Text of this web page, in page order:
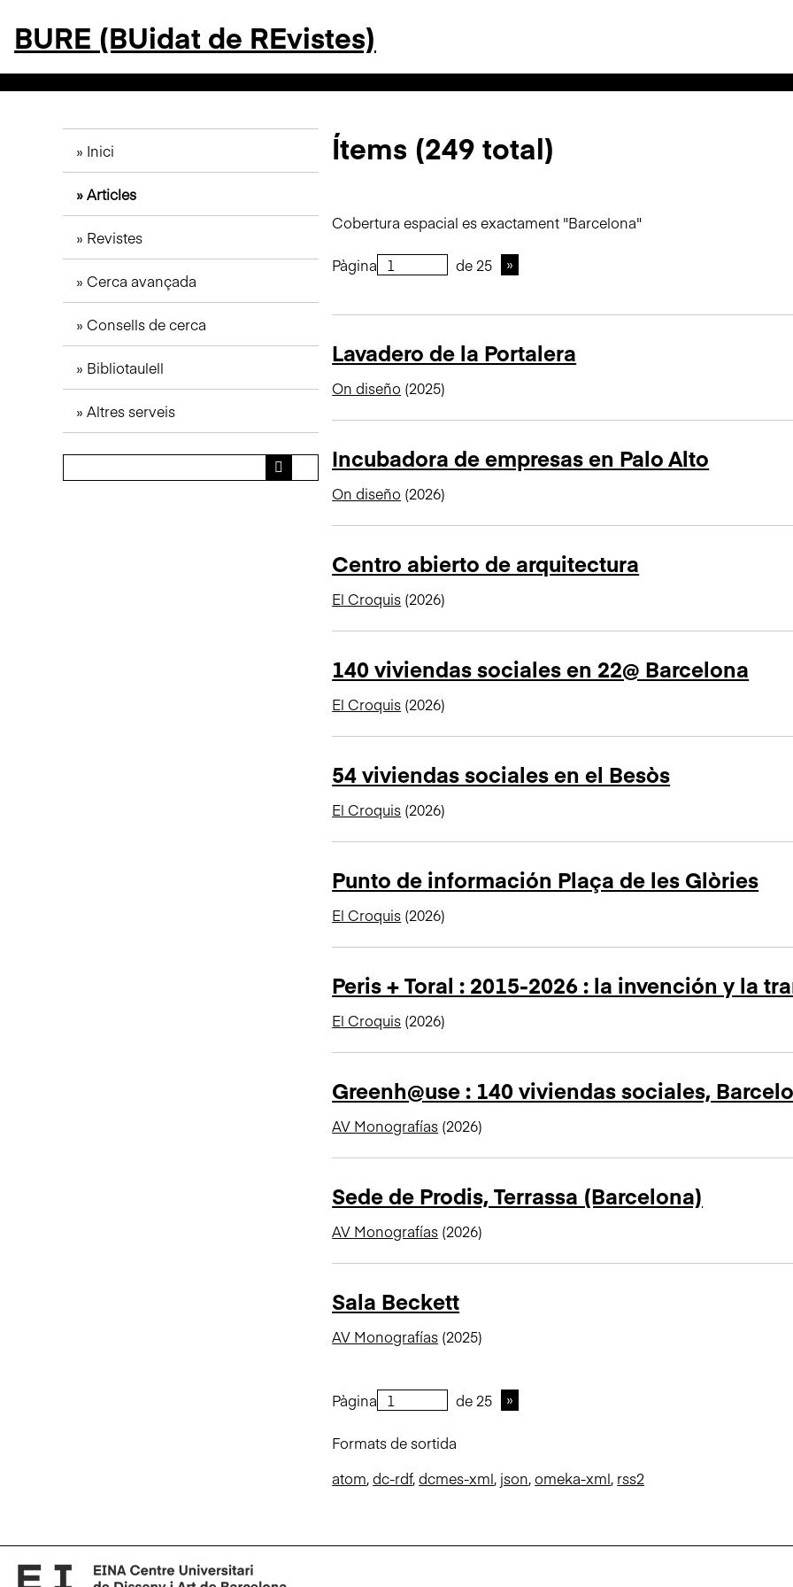
t
a
BURE (BUidat de REvistes)
Inici
Articles
Revistes
Cerca avançada
Consells de cerca
Bibliotaulell
Altres serveis
Ítems (249 total)
Cobertura espacial es exactament "Barcelona"
Pàgina de 25
Lavadero de la Portalera
On diseño (2025)
Incubadora de empresas en Palo Alto
On diseño (2026)
Centro abierto de arquitectura
El Croquis (2026)
140 viviendas sociales en 22@ Barcelona
El Croquis (2026)
54 viviendas sociales en el Besòs
El Croquis (2026)
Punto de información Plaça de les Glòries
El Croquis (2026)
Peris + Toral : 2015-2026 : la invención y la
El Croquis (2026)
Greenh@use : 140 viviendas sociales,
AV Monografías (2026)
Sede de Prodis, Terrassa (Barcelona)
AV Monografías (2026)
Sala Beckett
AV Monografías (2025)
Pàgina de 25
Formats de sortida
atom,dc-rdf,dcmes-xml, json,omeka-xml, rss2